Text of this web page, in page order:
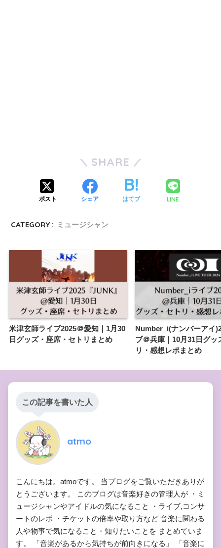
SHARE
ポスト シェア はてブ LINE
CATEGORY : ミュージシャン
米津玄師ライブ2025＠愛知｜1月30
日グッズ・座席・セトリまとめ
Number_i(ナンバーアイ
ブ＠兵庫｜10月31日グッ
リ・感想レポまとめ
この記事を書いた人
atmo
こんにちは。atmoです。 当ブログをご覧いただきありが
とうございます。 このブログは音楽好きの管理人が ・ミ
ュージシャンやアイドルの気になること ・ライブ,コンサ
ートのレポ ・チケットの倍率や取り方など 音楽に関わる
人や物事で気になること・知りたいことを まとめていま
す。 「音楽があるから気持ちが前向きになる」 「音楽に